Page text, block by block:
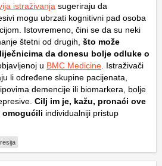
istraživanja sugeriraju da
mogu ubrzati kognitivni pad osoba
Istovremeno, čini se da su neki
štetni od drugih, što može
da donesu bolje odluke o
u BMC Medicine. Istraživači
li određene skupine pacijenata,
demencije ili biomarkera, bolje
Cilj im je, kažu, pronaći ove
omogućili individualniji pristup